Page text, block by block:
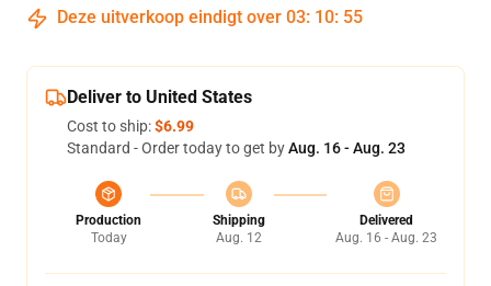
Deze uitverkoop eindigt over 03: 10: 54
Deliver to United States
Cost to ship:$6.99
Standard - Order today to get byAug. 16 - Aug. 23
Production
Today
Shipping
Aug. 12
Delivered
Aug. 16 - Aug. 23